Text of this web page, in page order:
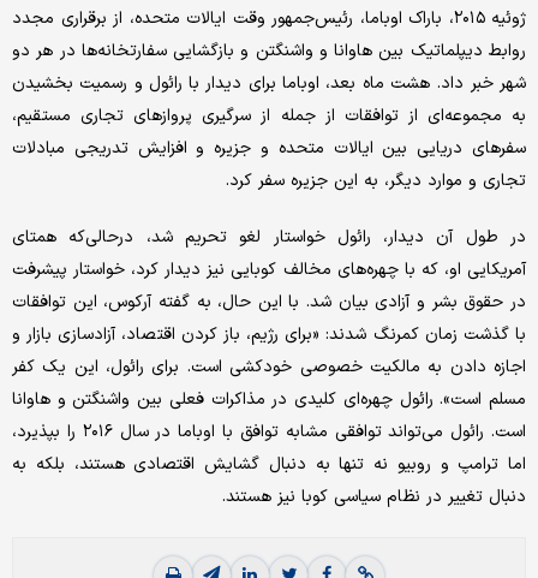
ژوئیه ۲۰۱۵، باراک اوباما، رئیس‌جمهور وقت ایالات متحده، از برقراری مجدد
روابط دیپلماتیک بین‌ هاوانا و واشنگتن و بازگشایی سفارتخانه‌ها در هر دو
شهر خبر داد. هشت ماه بعد، اوباما برای دیدار با رائول و رسمیت بخشیدن
به مجموعه‌ای از توافقات از جمله از سرگیری پروازهای تجاری مستقیم،
سفرهای دریایی بین ایالات متحده و جزیره و افزایش تدریجی مبادلات
تجاری و موارد دیگر، به این جزیره سفر کرد.
در طول آن دیدار، رائول خواستار لغو تحریم شد، درحالی‌که همتای
آمریکایی او، که با چهره‌های مخالف کوبایی نیز دیدار کرد، خواستار پیشرفت
در حقوق بشر و آزادی بیان شد. با این حال، به گفته آرکوس، این توافقات
با گذشت زمان کمرنگ شدند: «برای رژیم، باز کردن اقتصاد، آزادسازی بازار و
اجازه دادن به مالکیت خصوصی خودکشی است. برای رائول، این یک کفر
مسلم است». رائول چهره‌ای کلیدی در مذاکرات فعلی بین واشنگتن و‌ هاوانا
است. رائول می‌تواند توافقی مشابه توافق با اوباما در سال ۲۰۱۶ را بپذیرد،
اما ترامپ و روبیو نه تنها به دنبال گشایش اقتصادی هستند، بلکه به
دنبال تغییر در نظام سیاسی کوبا نیز هستند.